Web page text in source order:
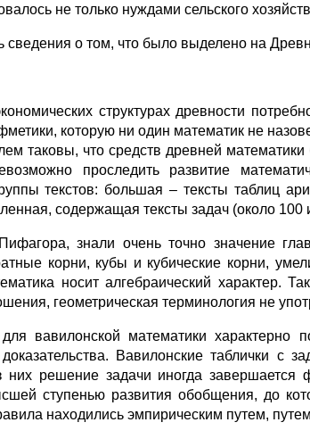
не только нуждами сельского
о том, что было выделено на
структурах древности
которую ни один математик не
таковы, что средств древней
проследить развитие
текстов: большая – тексты таблиц
содержащая тексты задач (около 100
знали очень точно значение
корни, кубы и кубические корни,
носит алгебраический характер.
геометрическая терминология не
вавилонской математики характерно
Вавилонские таблички с
них решение задачи иногда завершается
ступенью развития обобщения, до
находились эмпирическим путем,